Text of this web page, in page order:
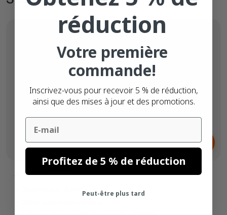
499,00€
Star TSP800II
Thermique directe
réduction
Votre première
commande!
Inscrivez-vous pour recevoir 5 % de réduction,
ainsi que des mises à jour et des promotions.
Email
Profitez de 5 % de réduction
Peut-être plus tard